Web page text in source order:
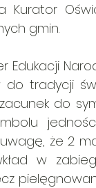
Kurator
gmin.
Edukacji
do tradycji
do
że 2
w